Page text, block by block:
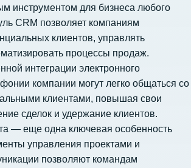
инструментом для бизнеса любого
CRM позволяет компаниям
клиентов, управлять
процессы продаж.
интеграции электронного
компании могут легко общаться со
клиентами, повышая свои
сделок и удержание клиентов.
— еще одна ключевая особенность
управления проектами и
позволяют командам